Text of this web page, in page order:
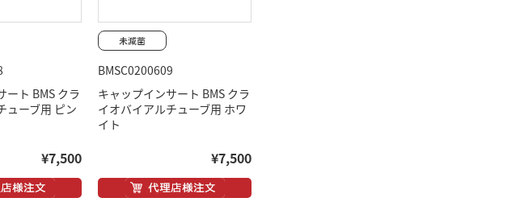
ート BMS クラ
ューブ用 ピン
¥7,500
BMSC0200609
キャップインサート BMS クラ
イオバイアルチューブ用 ホワ
イト
¥7,500